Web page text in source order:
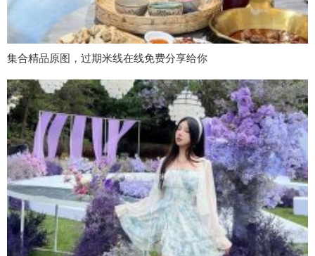
集合精品原图，过期米线在线免费分享给你